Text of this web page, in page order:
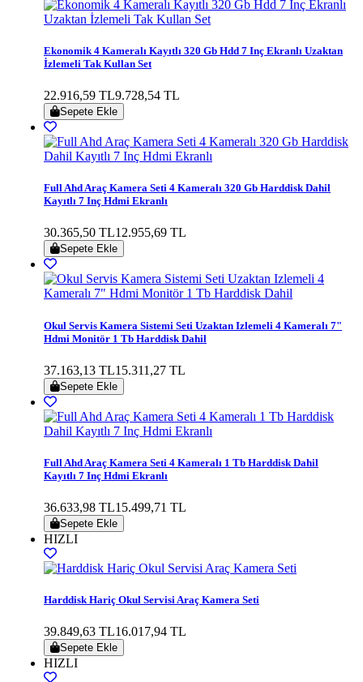
Ekonomik 4 Kameralı Kayıtlı 320 Gb Hdd 7 Inç Ekranlı Uzaktan
İzlemeli Tak Kullan Set
22.916,59 TL9.728,54 TL
Sepete Ekle
Full Ahd Araç Kamera Seti 4 Kameralı 320 Gb Harddisk Dahil
Kayıtlı 7 Inç Hdmi Ekranlı
30.365,50 TL12.955,69 TL
Sepete Ekle
Okul Servis Kamera Sistemi Seti Uzaktan Izlemeli 4 Kameralı 7"
Hdmi Monitör 1 Tb Harddisk Dahil
37.163,13 TL15.311,27 TL
Sepete Ekle
Full Ahd Araç Kamera Seti 4 Kameralı 1 Tb Harddisk Dahil
Kayıtlı 7 Inç Hdmi Ekranlı
36.633,98 TL15.499,71 TL
Sepete Ekle
HIZLI
Harddisk Hariç Okul Servisi Araç Kamera Seti
39.849,63 TL16.017,94 TL
Sepete Ekle
HIZLI